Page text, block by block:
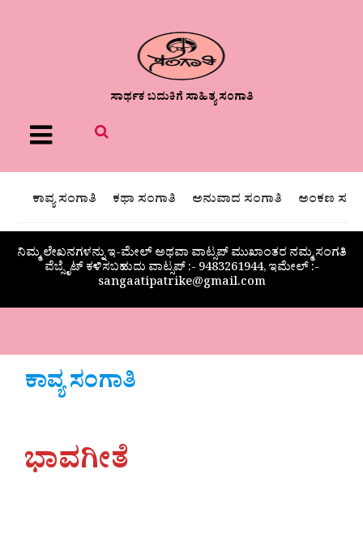
ಸಾರ್ಥಕ ಬದುಕಿಗೆ ಸಾಹಿತ್ಯ ಸಂಗಾತಿ
Menu
ಕಾವ್ಯ ಸಂಗಾತಿ ಕಥಾ ಸಂಗಾತಿ ಅನುವಾದ ಸಂಗಾತಿ ಅಂಕಣ
ನಿಮ್ಮ ಲೇಖನಗಳನ್ನು ಇ-ಮೇಲ್ ಅಥವಾ ವಾಟ್ಸಪ್ ಮುಖಾಂತರ ನಮ್ಮ ಸಂಗತಿ
ವೆಬ್ಸೈಟ್ ಕಳಿಸಬಹುದು ವಾಟ್ಸಪ್‌ :- 9483261944, ಇಮೇಲ್ :-
sangaatipatrike@gmail.com
ಕಾವ್ಯ ಸಂಗಾತಿ
ಭಾವಗೀತೆ